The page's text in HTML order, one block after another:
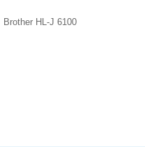
Brother HL-J 6100